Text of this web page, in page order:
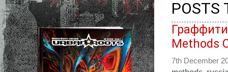
Methods
7th December